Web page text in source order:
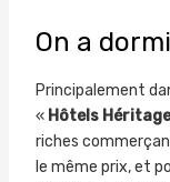
On a
Principalement
« Hôtels
riches
le même prix, et